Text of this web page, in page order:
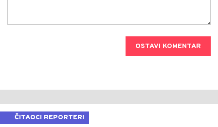
OSTAVI KOMENTAR
ČITAOCI REPORTERI